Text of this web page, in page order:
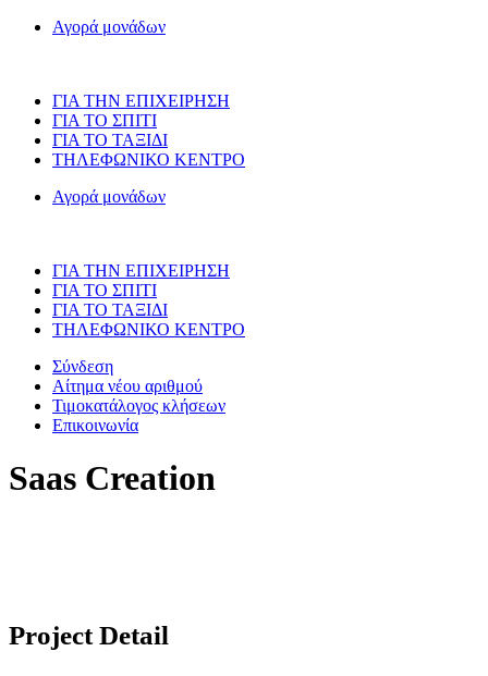
Αγορά μονάδων
ΓΙΑ ΤΗΝ ΕΠΙΧΕΙΡΗΣΗ
ΓΙΑ ΤΟ ΣΠΙΤΙ
ΓΙΑ ΤΟ ΤΑΞΙΔΙ
ΤΗΛΕΦΩΝΙΚΟ ΚΕΝΤΡΟ
Αγορά μονάδων
ΓΙΑ ΤΗΝ ΕΠΙΧΕΙΡΗΣΗ
ΓΙΑ ΤΟ ΣΠΙΤΙ
ΓΙΑ ΤΟ ΤΑΞΙΔΙ
ΤΗΛΕΦΩΝΙΚΟ ΚΕΝΤΡΟ
Σύνδεση
Αίτημα νέου αριθμού
Τιμοκατάλογος κλήσεων
Επικοινωνία
Saas Creation
Project Detail